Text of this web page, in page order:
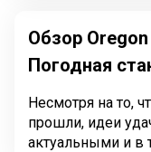
Обзор
Погодная
Несмотря на то,
прошли, идеи
актуальными и в